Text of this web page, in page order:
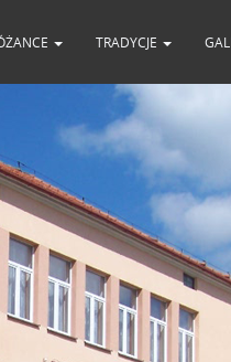
TRADYCJE